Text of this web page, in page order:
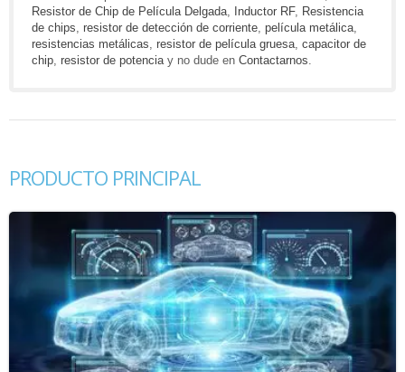
Resistor de Chip de Película Delgada, Inductor RF, Resistencia
de chips, resistor de detección de corriente, película metálica,
resistencias metálicas, resistor de película gruesa, capacitor de
chip, resistor de potenciay no dude en Contactarnos.
PRODUCTO PRINCIPAL